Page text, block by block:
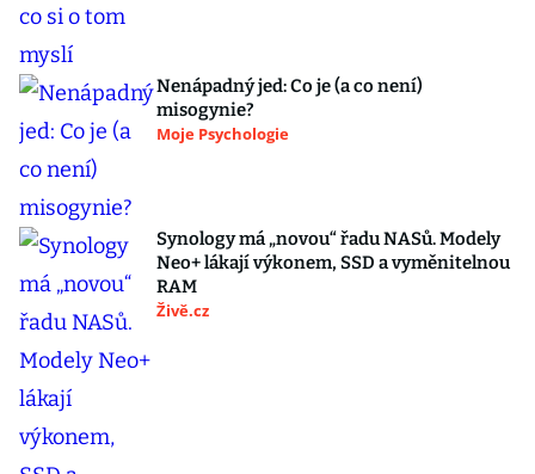
Nenápadný jed: Co je (a co není)
misogynie?
Moje Psychologie
Synology má „novou“ řadu NASů. Modely
Neo+ lákají výkonem, SSD a vyměnitelnou
RAM
Živě.cz